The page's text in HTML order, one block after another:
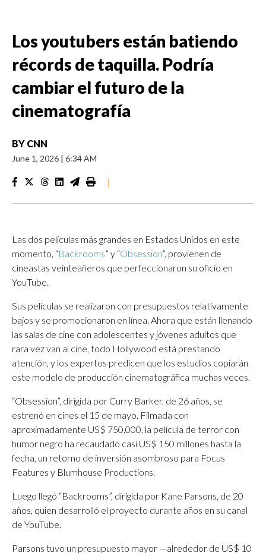
Los youtubers están batiendo
récords de taquilla. Podría
cambiar el futuro de la
cinematografía
BY CNN
June 1, 2026 | 6:34 AM
|
Las dos películas más grandes en Estados Unidos en este
momento, “Backrooms” y “Obsession”, provienen de
cineastas veinteañeros que perfeccionaron su oficio en
YouTube.
Sus películas se realizaron con presupuestos relativamente
bajos y se promocionaron en línea. Ahora que están llenando
las salas de cine con adolescentes y jóvenes adultos que
rara vez van al cine, todo Hollywood está prestando
atención, y los expertos predicen que los estudios copiarán
este modelo de producción cinematográfica muchas veces.
“Obsession”, dirigida por Curry Barker, de 26 años, se
estrenó en cines el 15 de mayo. Filmada con
aproximadamente US$ 750.000, la película de terror con
humor negro ha recaudado casi US$ 150 millones hasta la
fecha, un retorno de inversión asombroso para Focus
Features y Blumhouse Productions.
Luego llegó “Backrooms”, dirigida por Kane Parsons, de 20
años, quien desarrolló el proyecto durante años en su canal
de YouTube.
Parsons tuvo un presupuesto mayor —alrededor de US$ 10